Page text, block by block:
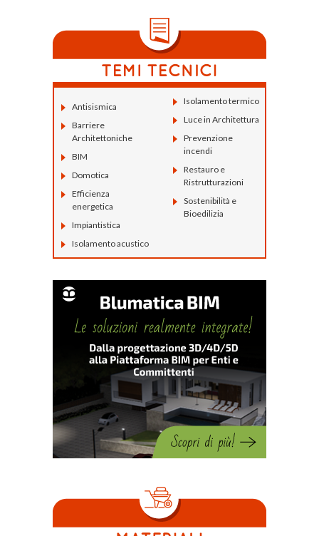
Antisismica
Barriere
Architettoniche
BIM
Domotica
Efficienza
energetica
Impiantistica
Isolamento acustico
Isolamento termico
Luce in Architettura
Prevenzione
incendi
Restauro e
Ristrutturazioni
Sostenibilità e
Bioedilizia